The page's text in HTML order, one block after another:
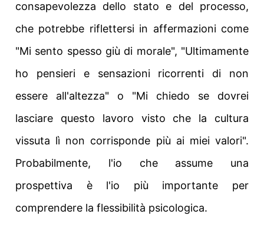
consapevolezza dello stato e del processo,
che potrebbe riflettersi in affermazioni come
"Mi sento spesso giù di morale", "Ultimamente
ho pensieri e sensazioni ricorrenti di non
essere all'altezza" o "Mi chiedo se dovrei
lasciare questo lavoro visto che la cultura
vissuta lì non corrisponde più ai miei valori".
Probabilmente, l'io che assume una
prospettiva è l'io più importante per
comprendere la flessibilità psicologica.